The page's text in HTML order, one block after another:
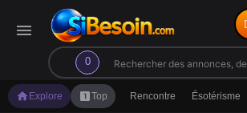
menu
0
search
home Explore looks_oneTop Rencontre Ésotérisme